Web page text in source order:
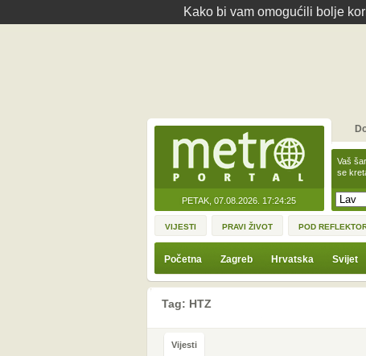
Kako bi vam omogućili bolje
PETAK, 07.08.2026. 17:24:25
Vaš
se
VIJESTI PRAVI ŽIVOT POD
Početna Zagreb Hrvatska Svijet
Tag: HTZ
Vijesti